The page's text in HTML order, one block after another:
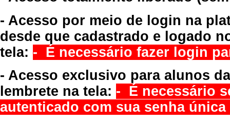
- Acesso por meio de login na
desde que cadastrado e logado
tela: - É necessário fazer login
- Acesso exclusivo para alunos
lembrete na tela: - É necessário
autenticado com sua senha